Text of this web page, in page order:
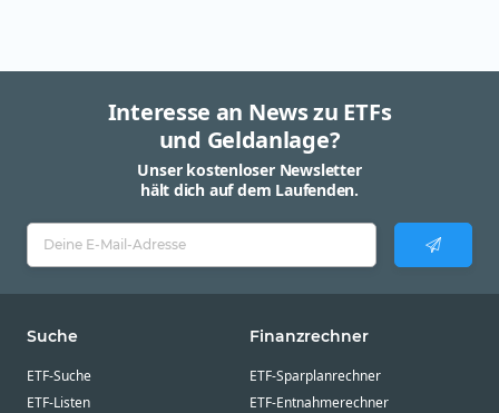
Interesse an News zu ETFs
und Geldanlage?
Unser kostenloser Newsletter
hält dich auf dem Laufenden.
Suche
ETF-Suche
ETF-Listen
Finanzrechner
ETF-Sparplanrechner
ETF-Entnahmerechner